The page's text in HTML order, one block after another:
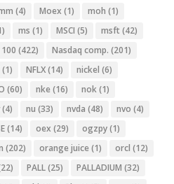
(4) Moex (1) moh (1)
ms (1) MSCI (5) msft (42)
(422) Nasdaq comp. (201)
(1) NFLX(14) nickel (6)
(60) nke (16) nok(1)
(4) nu (33) nvda (48) nvo (4)
(14) oex (29) ogzpy(1)
(202) orange juice (1) orcl (12)
PALL(25) PALLADIUM (32)